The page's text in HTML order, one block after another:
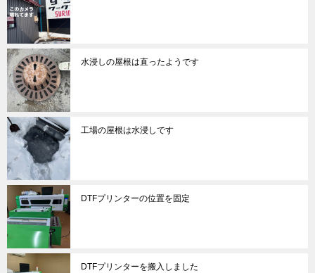
水浸しの屋根は直ったようです
工場の屋根は水浸しです
DTFプリンターの位置を固定
DTFプリンターを搬入しました